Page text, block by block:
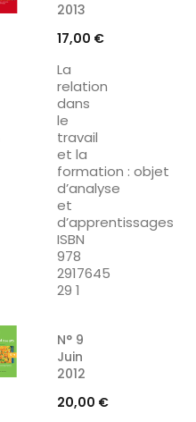
2013
Prix
17,00 €
La
relation
dans
le
travail
et la
formation : objet
d’analyse
et
d’apprentissages
ISBN
978
2917645
29 1
N° 9
Juin
2012
Prix
20,00 €